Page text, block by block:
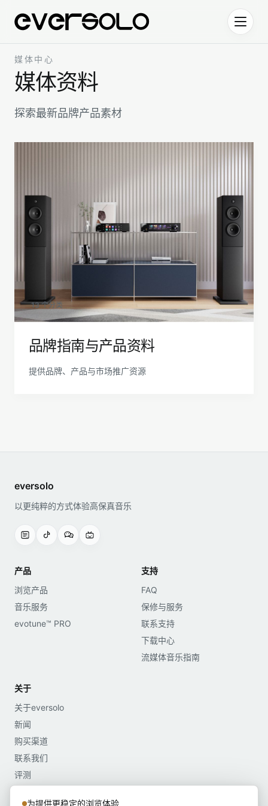
媒体中心
媒体资料
探索最新品牌产品素材
13 个分类
品牌指南与产品资料
提供品牌、产品与市场推广资源
eversolo
以更纯粹的方式体验高保真音乐
产品
浏览产品
音乐服务
evotune™ PRO
支持
FAQ
保修与服务
联系支持
下载中心
流媒体音乐指南
关于
关于eversolo
新闻
购买渠道
联系我们
评测
为提供更稳定的浏览体验